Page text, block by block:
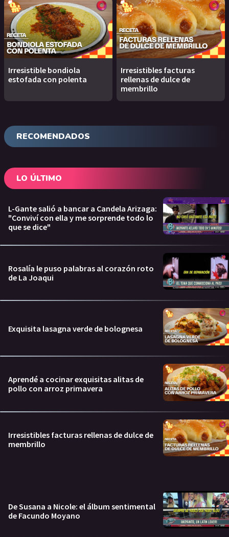
Irresistible bondiola
estofada con polenta
Irresistibles facturas
rellenas de dulce de
membrillo
RECOMENDADOS
LO ÚLTIMO
L-Gante salió a bancar a Candela Arizaga:
"Conviví con ella y me sorprende todo lo
que se dice"
Rosalía le puso palabras al corazón roto
de La Joaqui
Exquisita lasagna verde de bolognesa
Aprendé a cocinar exquisitas alitas de
pollo con arroz primavera
Irresistibles facturas rellenas de dulce de
membrillo
De Susana a Nicole: el álbum sentimental
de Facundo Moyano